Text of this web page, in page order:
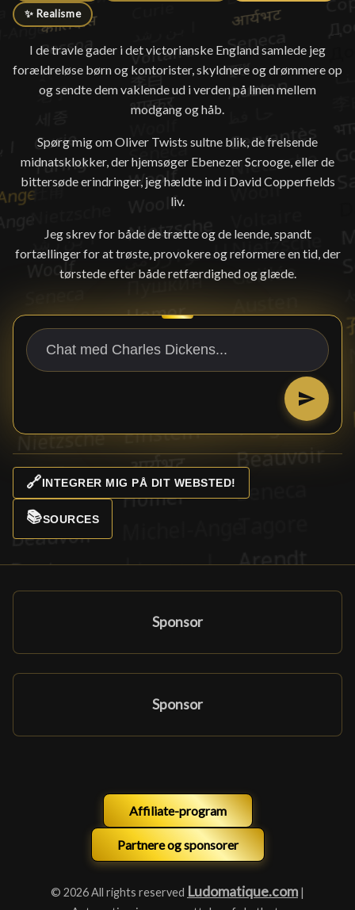
✨ Realisme
I de travle gader i det victorianske England samlede jeg
forældreløse børn og kontorister, skyldnere og drømmere op
og sendte dem vaklende ud i verden på linen mellem
modgang og håb.
Spørg mig om Oliver Twists sultne blik, de frelsende
midnatsklokker, der hjemsøger Ebenezer Scrooge, eller de
bittersøde erindringer, jeg hældte ind i David Copperfields
liv.
Jeg skrev for både de trætte og de leende, spandt
fortællinger for at trøste, provokere og reformere en tid, der
tørstede efter både retfærdighed og glæde.
🔗INTEGRER MIG PÅ DIT WEBSTED!
📚SOURCES
Sponsor
Sponsor
Affiliate-program
Partnere og sponsorer
© 2026 All rights reserved Ludomatique.com |